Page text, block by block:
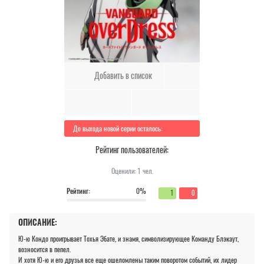
Добавить в список
До выхода новой серии осталось:
Рейтинг пользователей:
Оценили: 1 чел.
Рейтинг:
0% 1 0
ОПИСАНИЕ:
Ю-ю Кондо проигрывает Тохья Эбате, и знамя, символизирующее Команду Блэкаут,
возносится в пепел.
И хотя Ю-ю и его друзья все еще ошеломлены таким поворотом событий, их лидер